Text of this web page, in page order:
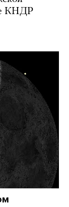
КНДР